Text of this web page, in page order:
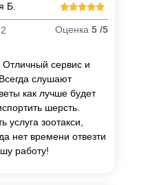
Б.
Оценка 5 /5
сервис и
слушают
как лучше будет
шерсть.
услуга зоотакси,
нет времени отвезти
работу!